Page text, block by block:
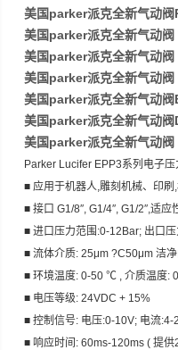
美国parker派克全新气动阀
美国parker派克全新气动
美国parker派克全新气动阀
美国parker派克全新气动
美国parker派克全新气动
美国parker派克全新气动阀
美国parker派克全新气动
Parker Lucifer EPP3系列电子
■ 应用于机器人,雕刻机械、印
■ 接口 G1/8″, G1/4″, G1/2″,适应
■ 进口压力范围:0-12Bar; 出口
■ 流体介质: 25μm ?C50μm 洁
■ 环境温度: 0-50 ℃ , 介质温度:
■ 电压等级: 24VDC + 15%
■ 控制信号: 电压:0-10V; 电流:4-
■ 响应时间: 60ms-120ms ( 提